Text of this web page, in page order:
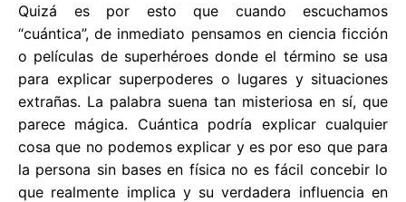
Quizá es por esto que cuando escuchamos
“cuántica”, de inmediato pensamos en ciencia ficción
o películas de superhéroes donde el término se usa
para explicar superpoderes o lugares y situaciones
extrañas. La palabra suena tan misteriosa en sí, que
parece mágica. Cuántica podría explicar cualquier
cosa que no podemos explicar y es por eso que para
la persona sin bases en física no es fácil concebir lo
que realmente implica y su verdadera influencia en